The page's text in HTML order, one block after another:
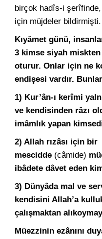
birçok hadîs-i
için müjdeler bildirmişti.
Kıyâmet günü,
3 kimse siyah
oturur. Onlar için ne
endişesi vardır.
1) Kur’ân-ı kerîmi
ve kendisinden râzı
imâmlık yapan
2) Allah rızâsı için bir
mescidde (câmide)
ibâdete dâvet eden
3) Dünyâda mal ve
kendisini Allah’a
çalışmaktan
Müezzinin ezânını